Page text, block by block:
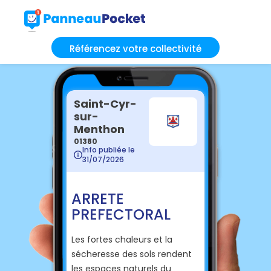
Référencez votre collectivité
Saint-Cyr-
sur-
Menthon
01380
Info publiée le
31/07/2026
ARRETE
PREFECTORAL
Les fortes chaleurs et la
sécheresse des sols rendent
les espaces naturels du